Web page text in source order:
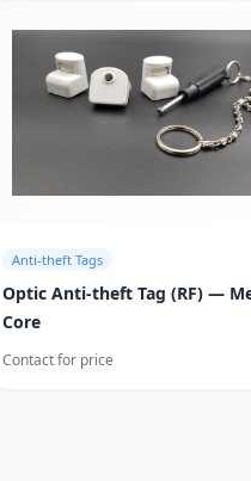
Anti-theft Tags
Optic Anti-theft Tag (RF) —
Core
Contact for price